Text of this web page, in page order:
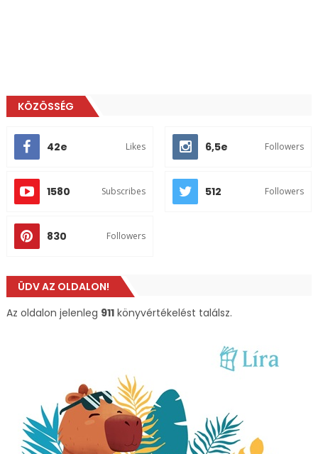
KÖZÖSSÉG
42e Likes 6,5e Followers
1580 Subscribes 512 Followers
830 Followers
ÜDV AZ OLDALON!
Az oldalon jelenleg 911könyvértékelést találsz.